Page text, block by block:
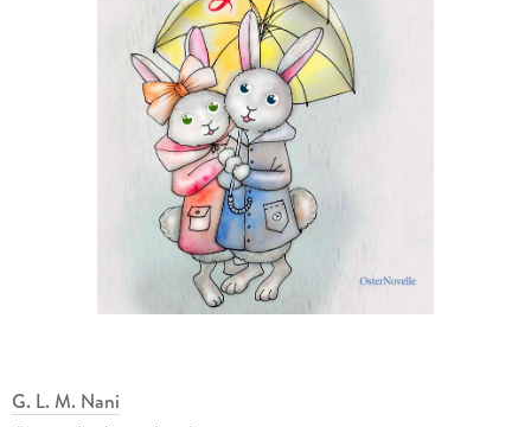
G. L. M. Nani